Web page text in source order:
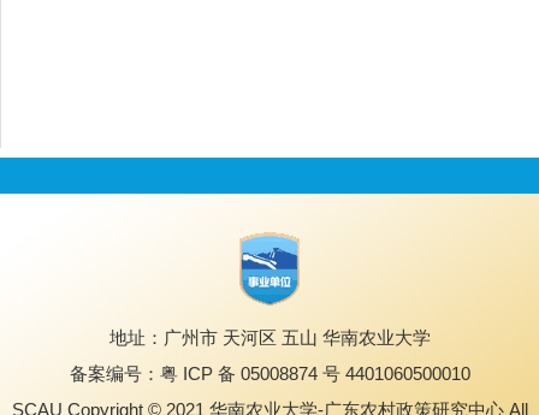
地址：广州市 天河区 五山 华南农业大学
备案编号：粤 ICP 备 05008874 号 4401060500010
SCAU Copyright © 2021 华南农业大学-广东农村政策研究中心 All